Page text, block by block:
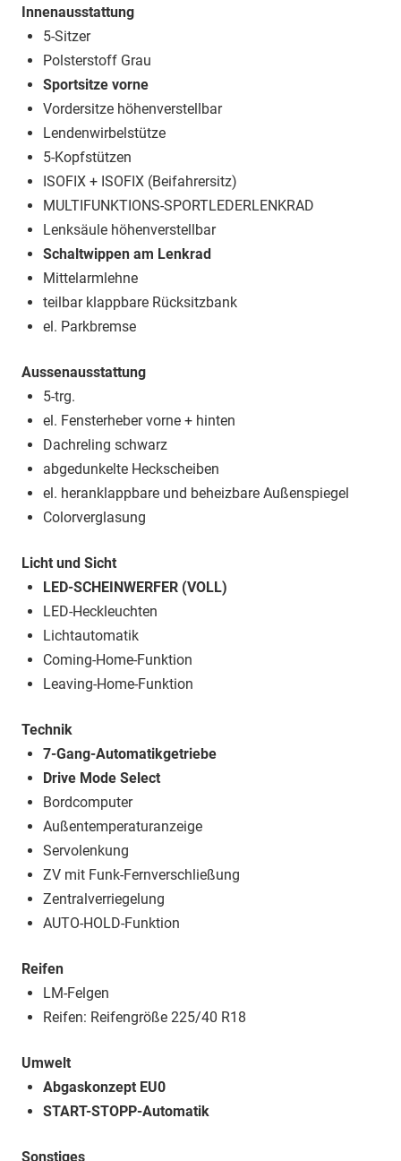
Innenausstattung
5-Sitzer
Polsterstoff Grau
Sportsitze vorne
Vordersitze höhenverstellbar
Lendenwirbelstütze
5-Kopfstützen
ISOFIX + ISOFIX (Beifahrersitz)
MULTIFUNKTIONS-SPORTLEDERLENKRAD
Lenksäule höhenverstellbar
Schaltwippen am Lenkrad
Mittelarmlehne
teilbar klappbare Rücksitzbank
el. Parkbremse
Aussenausstattung
5-trg.
el. Fensterheber vorne + hinten
Dachreling schwarz
abgedunkelte Heckscheiben
el. heranklappbare und beheizbare Außenspiegel
Colorverglasung
Licht und Sicht
LED-SCHEINWERFER (VOLL)
LED-Heckleuchten
Lichtautomatik
Coming-Home-Funktion
Leaving-Home-Funktion
Technik
7-Gang-Automatikgetriebe
Drive Mode Select
Bordcomputer
Außentemperaturanzeige
Servolenkung
ZV mit Funk-Fernverschließung
Zentralverriegelung
AUTO-HOLD-Funktion
Reifen
LM-Felgen
Reifen: Reifengröße 225/40 R18
Umwelt
Abgaskonzept EU0
START-STOPP-Automatik
Sonstiges